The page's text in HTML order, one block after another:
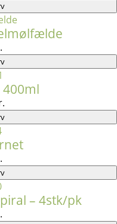
400ml
– 4stk/pk